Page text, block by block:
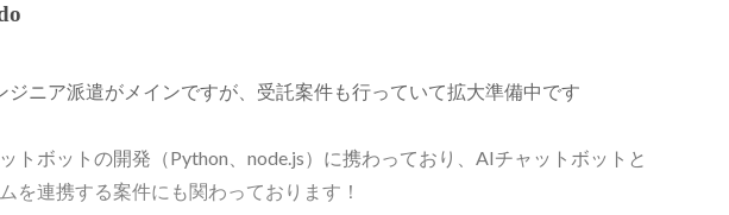
ジニア派遣がメインですが、受託案件も行っていて拡大準備中です
トボットの開発（Python、node.js）に携わっており、AIチャットボットと
を連携する案件にも関わっております！